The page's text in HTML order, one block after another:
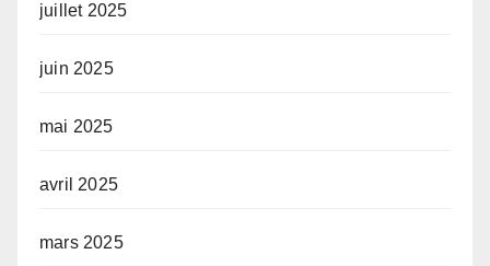
juillet 2025
juin 2025
mai 2025
avril 2025
mars 2025